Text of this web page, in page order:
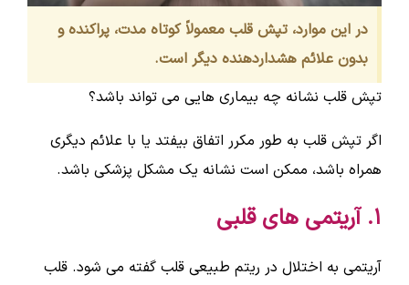
در این موارد، تپش قلب معمولاً کوتاه مدت، پراکنده و
بدون علائم هشداردهنده دیگر است.
تپش قلب نشانه چه بیماری هایی می تواند باشد؟
اگر تپش قلب به طور مکرر اتفاق بیفتد یا با علائم دیگری
همراه باشد، ممکن است نشانه یک مشکل پزشکی باشد.
۱. آریتمی های قلبی
آریتمی به اختلال در ریتم طبیعی قلب گفته می شود. قلب